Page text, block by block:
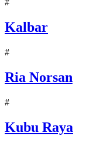
#
Kalbar
#
Ria Norsan
#
Kubu Raya